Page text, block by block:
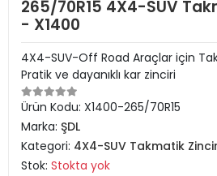
265/70R15 4X4-SUV
- X1400
4X4-SUV-Off Road Araçlar için
Pratik ve dayanıklı kar zinciri
Ürün Kodu: X1400-265/70R15
Marka: ŞDL
Kategori: 4X4-SUV Takmatik Zincir
Stok: Stokta yok